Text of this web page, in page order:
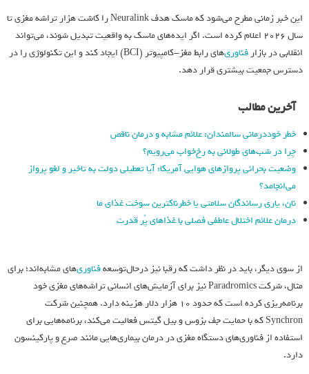
این خبر زمانی مطرح می‌شود که ماسک هدف Neuralink را کاشت هزار تراشه مغزی تا
سال ۲۰۲۶ اعلام کرده است. اگر ایده‌های ماسک به واقعیت تبدیل شوند، می‌تواند
انقلابی در بازار فناوری
‌های رابط مغز-کامپیوتر (BCI) ایجاد کند و این تکنولوژی را در
دسترس جمعیت بیشتری قرار دهد.
آخرین مطالب
خطر خوددرمانی سالمندان: علائم مشابه و درمان ناقص
چرا در شب‌های طولانی به رخ‌خواب می‌رویم؟
وضعیت بحرانی پروازهای هوایی آمریکا: آیا تعطیلی دولت به تاخیر و لغو پرواز
می‌انجامد؟
نان، یاری رساندگان سلامتی یا خطرناکترین سوخت غذای ما
درمان علائم اختلال عاطفی فصلی با غذاهای پُر قدرت
از سوی دیگر، باید در نظر داشت که رقبا نیز درحال‌توسعهفناوری‌های مشابه‌اند؛ برای
مثال، شرکت Paradromics نیز برای آزمایش‌های انسانی تراشه‌های مغزی خود
برنامه‌ریزی کرده است که حدود ۱۰ هزار دلار هزینه دارد. همچنین شرکت
Synchron که با حمایت جف بزوس و بیل گیتس فعالیت می‌کند، برنامه‌هایی برای
استفاده از فناوری‌های دستگاه مغزی در درمان بیماری‌هایی مانند صرع و پارکینسون
دارد.